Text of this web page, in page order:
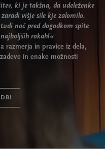
ki je takšna, da udeleženke
višje sile kje zalomilo.
noč pred dogodkom spite
rokah!«
razmerja in pravice iz dela,
in enake možnosti